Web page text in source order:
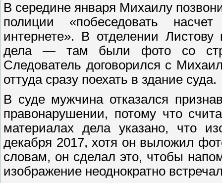
В середине января Михаилу
полиции «побеседовать
интернете». В отделении
дела — там были фото со
Следователь договорился с
оттуда сразу поехать в здание суда.
В суде мужчина отказался
правонарушении, потому что
материалах дела указано, что
декабря 2017, хотя он выложил
словам, он сделал это, чтобы
изображение неоднократно